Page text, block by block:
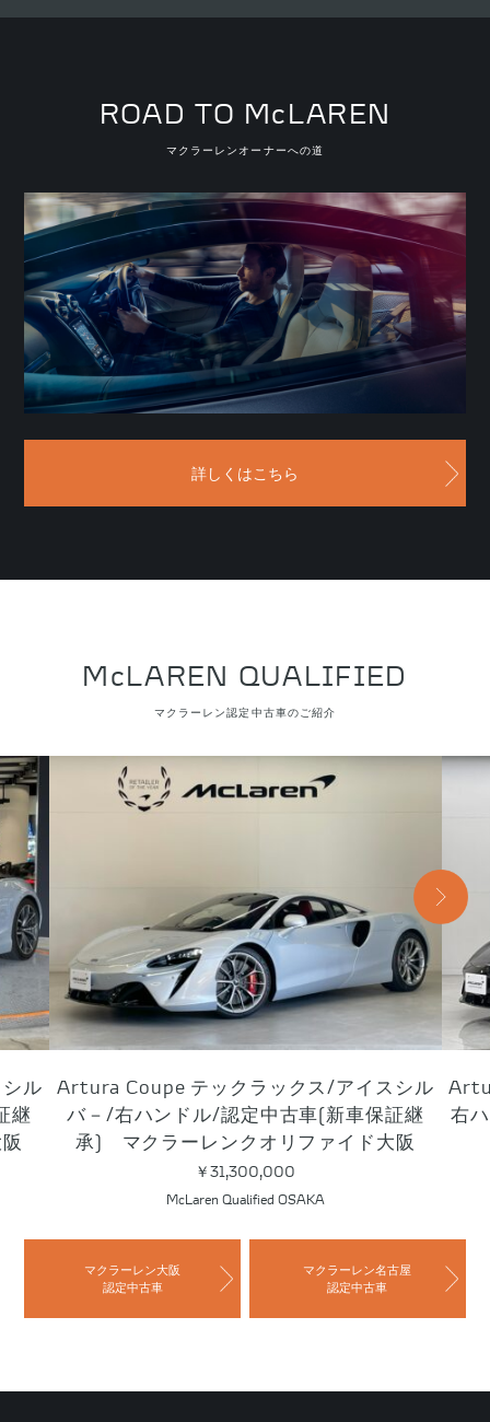
ROAD TO McLAREN
マクラーレンオーナーへの道
詳しくはこちら
McLAREN QUALIFIED
マクラーレン認定中古車のご紹介
ル
継
Artura パフォ－マンス/オニキスブラック/
右ハンドル/認定中古車(新車保証継承) マ
クラーレンクオリファイド大阪
￥26,500,000
McLaren Qualified OSAKA
ク/
マクラーレン大阪
認定中古車
マクラーレン名古屋
認定中古車